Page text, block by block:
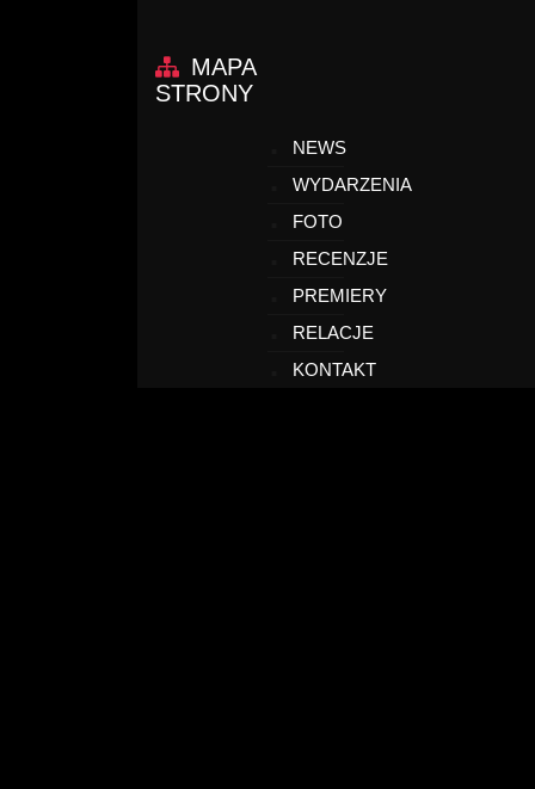
MAPA
STRONY
NEWS
WYDARZENIA
FOTO
RECENZJE
PREMIERY
RELACJE
KONTAKT